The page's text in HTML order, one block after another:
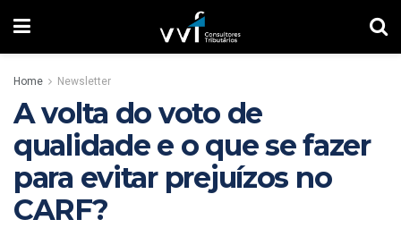
Home Newsletter
A volta do voto de
qualidade e o que se fazer
para evitar prejuízos no
CARF?